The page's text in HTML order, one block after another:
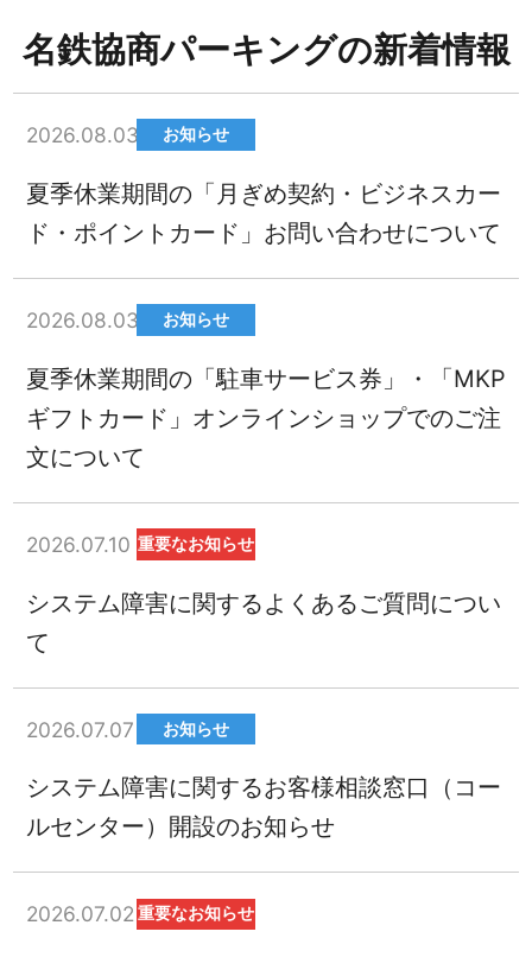
名鉄協商パーキングの新着情報
2026.08.03 お知らせ
夏季休業期間の「月ぎめ契約・ビジネスカー
ド・ポイントカード」お問い合わせについて
2026.08.03 お知らせ
夏季休業期間の「駐車サービス券」・「MKP
ギフトカード」オンラインショップでのご注
文について
2026.07.10 重要なお知らせ
システム障害に関するよくあるご質問につい
て
2026.07.07 お知らせ
システム障害に関するお客様相談窓口（コー
ルセンター）開設のお知らせ
2026.07.02 重要なお知らせ